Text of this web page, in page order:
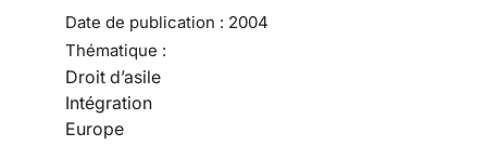
Date de publication : 2004
Thématique :
Droit d’asile
Intégration
Europe